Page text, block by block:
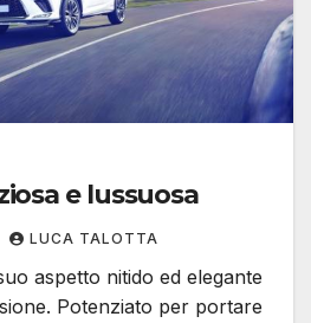
e lussuosa
LUCA TALOTTA
aspetto nitido ed elegante
Potenziato per portare